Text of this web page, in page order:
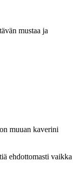
mustaa ja
muuan kaverini
ehdottomasti vaikka